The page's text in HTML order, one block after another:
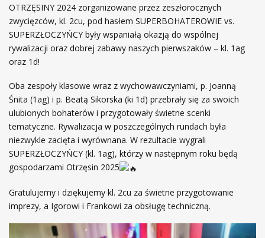
OTRZĘSINY 2024 zorganizowane przez zeszłorocznych
zwycięzców, kl. 2cu, pod hasłem SUPERBOHATEROWIE vs.
SUPERZŁOCZYŃCY były wspaniałą okazją do wspólnej
rywalizacji oraz dobrej zabawy naszych pierwszaków – kl. 1ag
oraz 1d!
Oba zespoły klasowe wraz z wychowawczyniami, p. Joanną
Śnita (1ag) i p. Beatą Sikorska (ki 1d) przebrały się za swoich
ulubionych bohaterów i przygotowały świetne scenki
tematyczne. Rywalizacja w poszczególnych rundach była
niezwykle zacięta i wyrównana. W rezultacie wygrali
SUPERZŁOCZYŃCY (kl. 1ag), którzy w następnym roku będą
gospodarzami Otrzęsin 2025
Gratulujemy i dziękujemy kl. 2cu za świetne przygotowanie
imprezy, a Igorowi i Frankowi za obsługę techniczną.